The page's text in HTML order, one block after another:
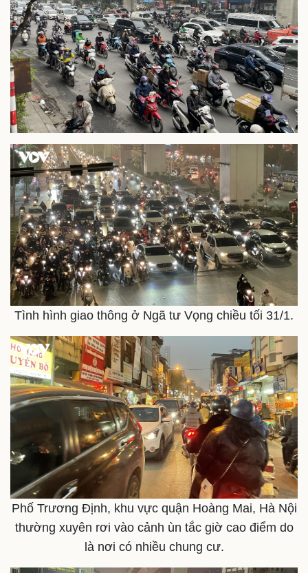
Doanh nghiệp
Thông tin doanh nghiệp
Doanh nghiệp 24h
Doanh nhân
Vì cộng đồng
Công nghệ
Sành điệu
Tin Công nghệ
Trải nghiệm
Chuyển đổi số
Tình hình giao thông ở Ngã tư Vọng chiều tối 31/1.
Phố Trương Định, khu vực quận Hoàng Mai, Hà Nội
thường xuyên rơi vào cảnh ùn tắc giờ cao điểm do
là nơi có nhiều chung cư.